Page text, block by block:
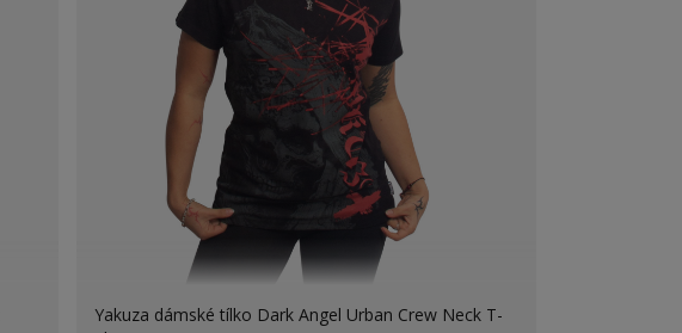
Yakuza dámské tílko Dark Angel Urban Crew Neck T-